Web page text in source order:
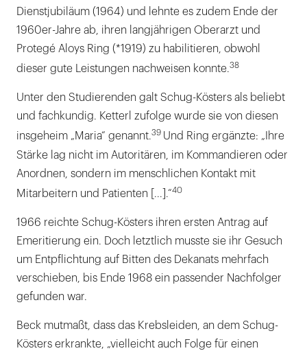
Dienstjubiläum (1964) und lehnte es zudem Ende der
1960er-Jahre ab, ihren langjährigen Oberarzt und
Protegé Aloys Ring (*1919) zu habilitieren, obwohl
dieser gute Leistungen nachweisen konnte.38
Unter den Studierenden galt Schug-Kösters als beliebt
und fachkundig. Ketterl zufolge wurde sie von diesen
insgeheim „Maria“ genannt.39 Und Ring ergänzte: „Ihre
Stärke lag nicht im Autoritären, im Kommandieren oder
Anordnen, sondern im menschlichen Kontakt mit
Mitarbeitern und Patienten [...].“40
1966 reichte Schug-Kösters ihren ersten Antrag auf
Emeritierung ein. Doch letztlich musste sie ihr Gesuch
um Entpflichtung auf Bitten des Dekanats mehrfach
verschieben, bis Ende 1968 ein passender Nachfolger
gefunden war.
Beck mutmaßt, dass das Krebsleiden, an dem Schug-
Kösters erkrankte, „vielleicht auch Folge für einen